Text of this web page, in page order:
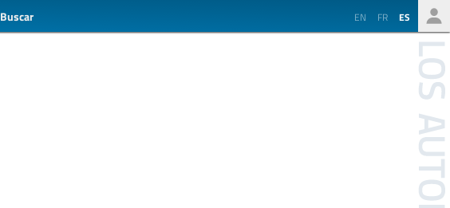
Buscar EN FR ES